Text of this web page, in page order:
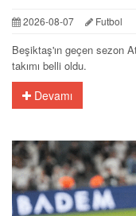
2026-08-07 Futbol
Beşiktaş'ın geçen sezon
takımı belli oldu.
Devamı